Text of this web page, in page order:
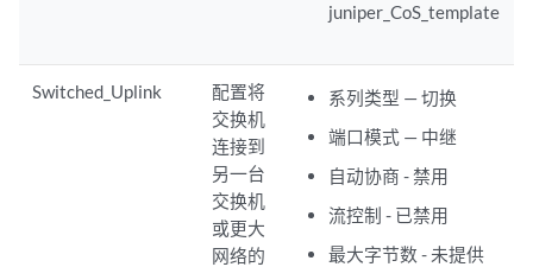
juniper_CoS_template
Switched_Uplink
配置将
交换机
连接到
另一台
交换机
或更大
网络的
系列类型 — 切换
端口模式 — 中继
自动协商 - 禁用
流控制 - 已禁用
最大字节数 - 未提供